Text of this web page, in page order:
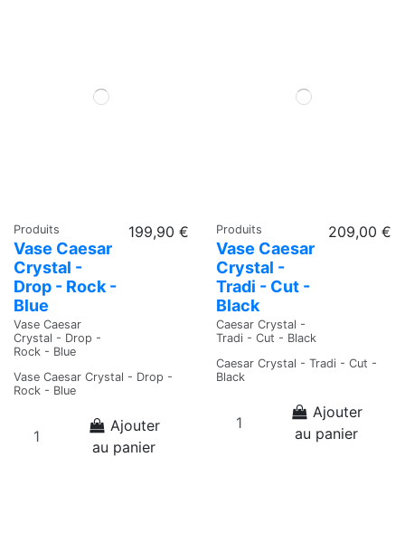
Produits
Vase Caesar
Crystal -
Drop - Rock -
Blue
Vase Caesar
Crystal - Drop -
Rock - Blue
199,90 €
Vase Caesar Crystal - Drop -
Rock - Blue
Ajouter
au panier
Produits
Vase Caesar
Crystal -
Tradi - Cut -
Black
Caesar Crystal -
Tradi - Cut - Black
209,00 €
Caesar Crystal - Tradi - Cut -
Black
Ajouter
au panier